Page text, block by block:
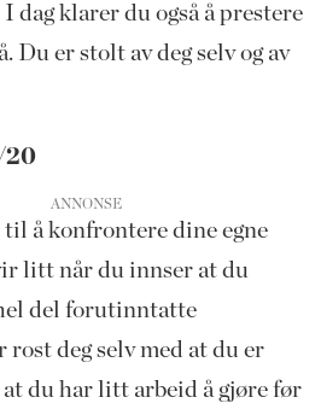
dag klarer du også å prestere
Du er stolt av deg selv og av
20
å konfrontere dine egne
litt når du innser at du
del forutinntatte
deg selv med at du er
at du har litt arbeid å gjøre før